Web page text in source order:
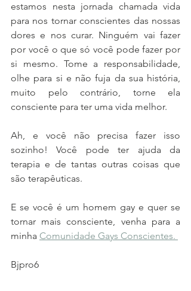
estamos nesta jornada chamada vida
para nos tornar conscientes das nossas
dores e nos curar. Ninguém vai fazer
por você o que só você pode fazer por
si mesmo. Tome a responsabilidade,
olhe para si e não fuja da sua história,
muito pelo contrário, torne ela
consciente para ter uma vida melhor.
Ah, e você não precisa fazer isso
sozinho! Você pode ter ajuda da
terapia e de tantas outras coisas que
são terapêuticas.
E se você é um homem gay e quer se
tornar mais consciente, venha para a
minha Comunidade Gays Conscientes.
Bjpro6